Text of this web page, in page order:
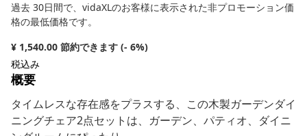
過去 30日間で、vidaXLのお客様に表示された非プロモーション価
格の最低価格です。
¥ 1,540.00 節約できます (- 6%)
税込み
概要
タイムレスな存在感をプラスする、この木製ガーデンダイ
ニングチェア2点セットは、ガーデン、パティオ、ダイニ